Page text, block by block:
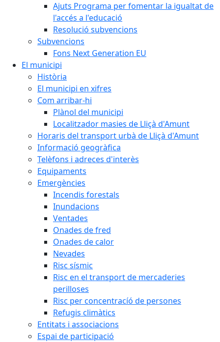
Ajuts Programa per fomentar la igualtat de
l'accés a l'educació
Resolució subvencions
Subvencions
Fons Next Generation EU
El municipi
Història
El municipi en xifres
Com arribar-hi
Plànol del municipi
Localitzador masies de Lliçà d'Amunt
Horaris del transport urbà de Lliçà d'Amunt
Informació geogràfica
Telèfons i adreces d'interès
Equipaments
Emergències
Incendis forestals
Inundacions
Ventades
Onades de fred
Onades de calor
Nevades
Risc sísmic
Risc en el transport de mercaderies
perilloses
Risc per concentracíó de persones
Refugis climàtics
Entitats i associacions
Espai de participació